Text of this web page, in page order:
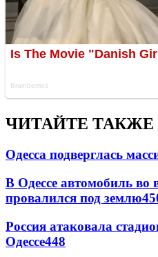
ЧИТАЙТЕ ТАКЖЕ
Одесса подверглась
В Одессе автомобиль во
провалился под землю
Россия атаковала
Одессе448